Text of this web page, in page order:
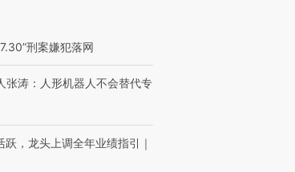
【特别呈现】寻找100种
【商旅对话】华住集团
CFO：不靠规模取胜，华
刑案嫌犯落网
张涛：人形机器人不会替代专
跃，龙头上调全年业绩指引｜